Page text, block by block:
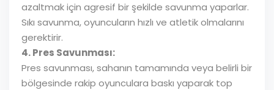
azaltmak için agresif bir şekilde savunma yaparlar.
Sıkı savunma, oyuncuların hızlı ve atletik olmalarını
gerektirir.
4. Pres Savunması:
Pres savunması, sahanın tamamında veya belirli bir
bölgesinde rakip oyunculara baskı yaparak top